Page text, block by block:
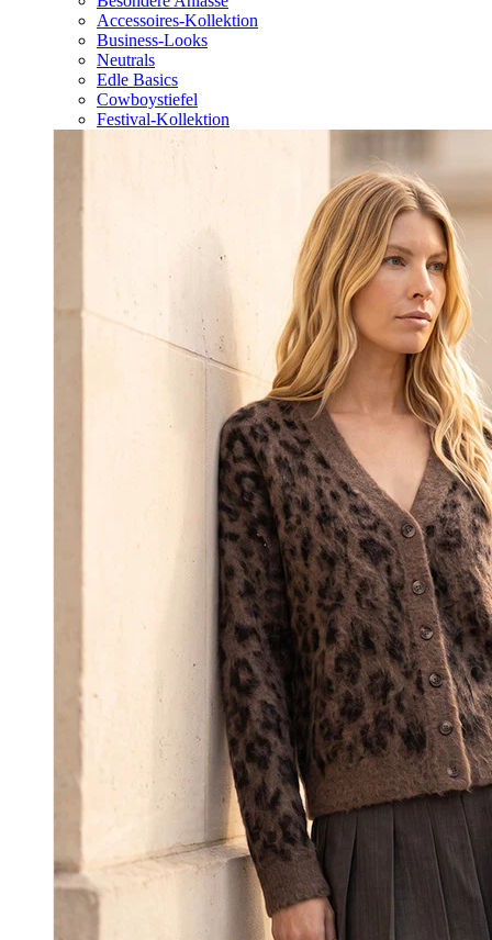
Accessoires-Kollektion
Business-Looks
Neutrals
Edle Basics
Cowboystiefel
Festival-Kollektion